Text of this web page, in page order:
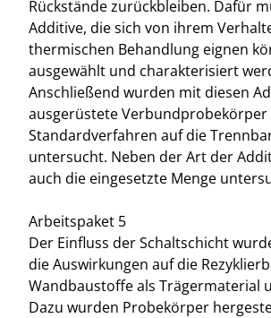
Rückstände zurückbleiben. Dafür
Additive, die sich von ihrem
thermischen Behandlung eignen
ausgewählt und charakterisiert
Anschließend wurden mit diesen
ausgerüstete Verbundprobekörper
Standardverfahren auf die
untersucht. Neben der Art der
auch die eingesetzte Menge
Arbeitspaket 5
Der Einfluss der Schaltschicht
die Auswirkungen auf die
Wandbaustoffe als Trägermaterial
Dazu wurden Probekörper